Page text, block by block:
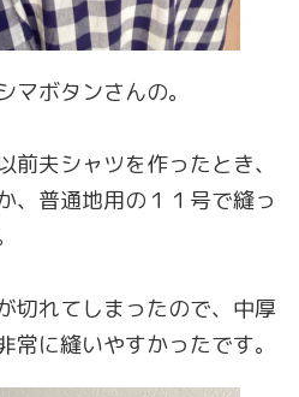
マボタンさんの。
夫シャツを作ったとき、
、普通地用の１１号で縫っ
切れてしまったので、中厚
に縫いやすかったです。